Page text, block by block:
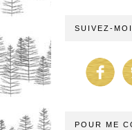
SUIVEZ-MOI
POUR ME